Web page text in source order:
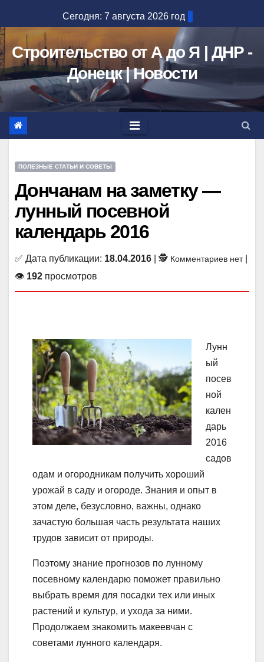
к
содержимому
Сегодня: 7 августа 2026 год
Строительство от А до Я | ДНР -
Донецк | Новости
ПОЛЕЗНЫЕ СТАТЬИ И СОВЕТЫ
Дончанам на заметку —
лунный посевной
календарь 2016
✅ Дата публикации: 18.04.2016 | 🕵 Комментариев нет|
👁 192 просмотров
Лунн
ый
посев
ной
кален
дарь
2016
садов
одам и огородникам получить хороший
урожай в саду и огороде. Знания и опыт в
этом деле, безусловно, важны, однако
зачастую большая часть результата наших
трудов зависит от природы.
Поэтому знание прогнозов по лунному
посевному календарю поможет правильно
выбрать время для посадки тех или иных
растений и культур, и ухода за ними.
Продолжаем знакомить макеевчан с
советами лунного календаря.